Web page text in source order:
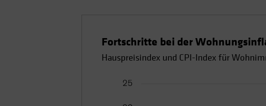
Fortschritte bei der
Hauspreisindex und CPI-Index für